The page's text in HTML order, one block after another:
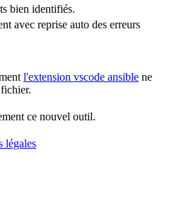
bien identifiés.
avec reprise auto des erreurs
l'extension vscode ansible ne
ce nouvel outil.
légales